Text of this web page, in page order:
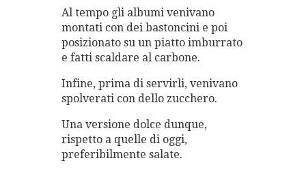
Al tempo gli albumi venivano
montati con dei bastoncini e poi
posizionato su un piatto imburrato
e fatti scaldare al carbone.
Infine, prima di servirli, venivano
spolverati con dello zucchero.
Una versione dolce dunque,
rispetto a quelle di oggi,
preferibilmente salate.